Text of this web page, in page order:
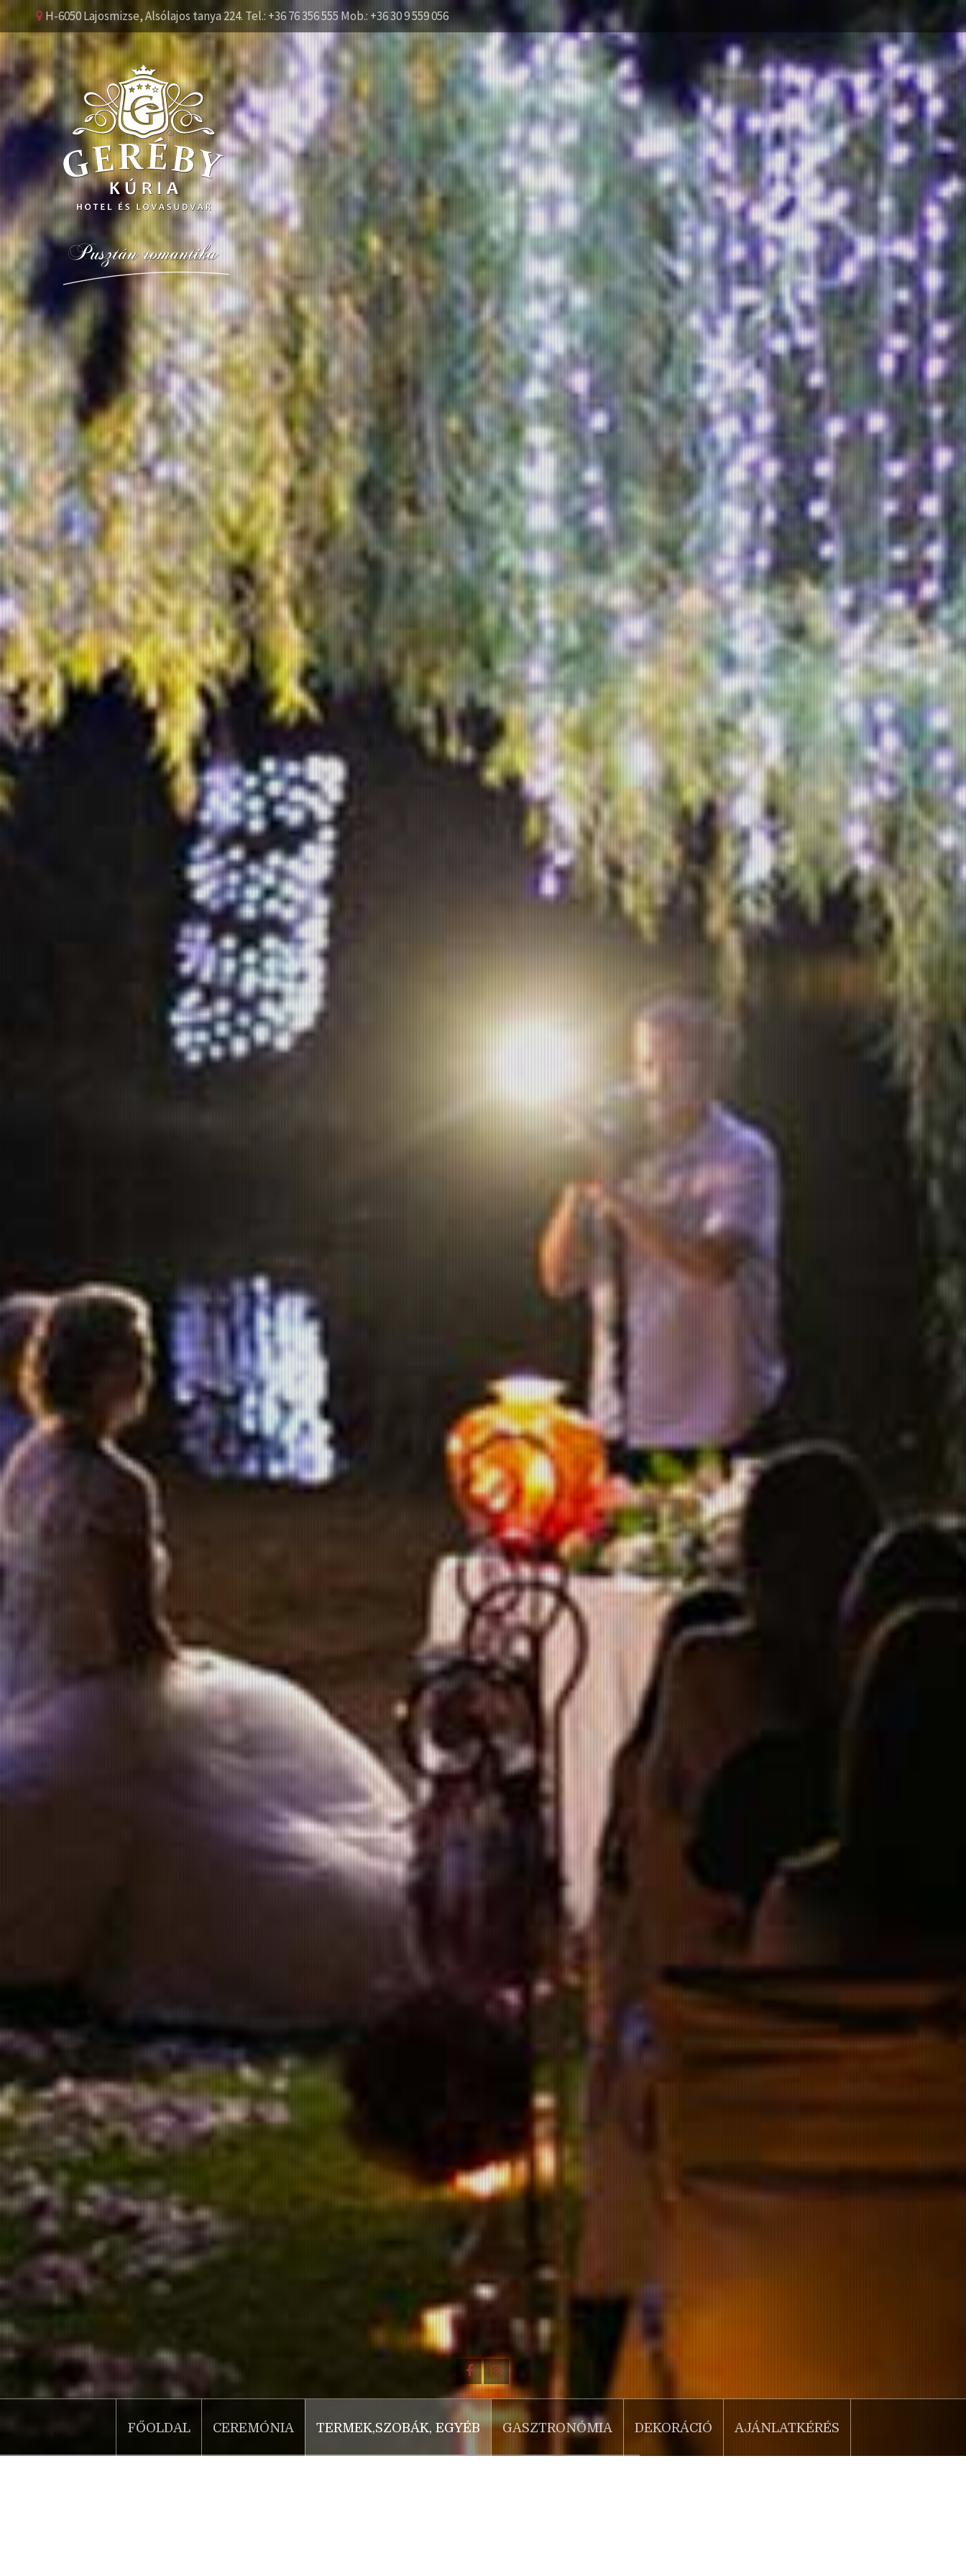
H-6050 Lajosmizse, Alsólajos tanya 224. Tel.: +36 76 356 555 Mob.: +36 30 9 559 056
FŐOLDAL CEREMÓNIA TERMEK,SZOBÁK, EGYÉB GASZTRONÓMIA DEKORÁCIÓ AJÁNLATKÉRÉS